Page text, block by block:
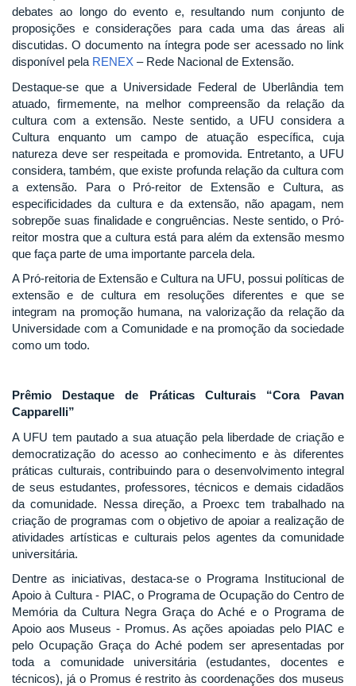
debates ao longo do evento e, resultando num conjunto de
proposições e considerações para cada uma das áreas ali
discutidas. O documento na íntegra pode ser acessado no link
disponível pela RENEX – Rede Nacional de Extensão.
Destaque-se que a Universidade Federal de Uberlândia tem
atuado, firmemente, na melhor compreensão da relação da
cultura com a extensão. Neste sentido, a UFU considera a
Cultura enquanto um campo de atuação específica, cuja
natureza deve ser respeitada e promovida. Entretanto, a UFU
considera, também, que existe profunda relação da cultura com
a extensão. Para o Pró-reitor de Extensão e Cultura, as
especificidades da cultura e da extensão, não apagam, nem
sobrepõe suas finalidade e congruências. Neste sentido, o Pró-
reitor mostra que a cultura está para além da extensão mesmo
que faça parte de uma importante parcela dela.
A Pró-reitoria de Extensão e Cultura na UFU, possui políticas de
extensão e de cultura em resoluções diferentes e que se
integram na promoção humana, na valorização da relação da
Universidade com a Comunidade e na promoção da sociedade
como um todo.
Prêmio Destaque de Práticas Culturais “Cora Pavan
Capparelli”
A UFU tem pautado a sua atuação pela liberdade de criação e
democratização do acesso ao conhecimento e às diferentes
práticas culturais, contribuindo para o desenvolvimento integral
de seus estudantes, professores, técnicos e demais cidadãos
da comunidade. Nessa direção, a Proexc tem trabalhado na
criação de programas com o objetivo de apoiar a realização de
atividades artísticas e culturais pelos agentes da comunidade
universitária.
Dentre as iniciativas, destaca-se o Programa Institucional de
Apoio à Cultura - PIAC, o Programa de Ocupação do Centro de
Memória da Cultura Negra Graça do Aché e o Programa de
Apoio aos Museus - Promus. As ações apoiadas pelo PIAC e
pelo Ocupação Graça do Aché podem ser apresentadas por
toda a comunidade universitária (estudantes, docentes e
técnicos), já o Promus é restrito às coordenações dos museus